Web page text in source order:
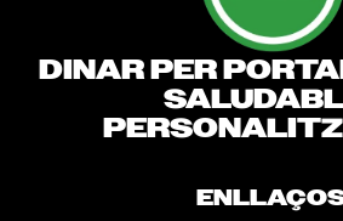
DINAR PER